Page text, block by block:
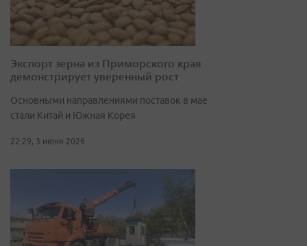
Экспорт зерна из Приморского края
демонстрирует уверенный рост
Основными направлениями поставок в мае
стали Китай и Южная Корея
22:29, 3 июня 2026